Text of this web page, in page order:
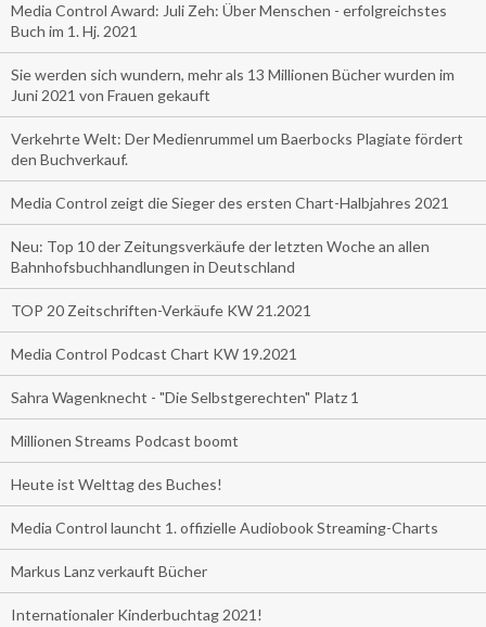
Media Control Award: Juli Zeh: Über Menschen - erfolgreichstes
Buch im 1. Hj. 2021
Sie werden sich wundern, mehr als 13 Millionen Bücher wurden im
Juni 2021 von Frauen gekauft
Verkehrte Welt: Der Medienrummel um Baerbocks Plagiate fördert
den Buchverkauf.
Media Control zeigt die Sieger des ersten Chart-Halbjahres 2021
Neu: Top 10 der Zeitungsverkäufe der letzten Woche an allen
Bahnhofsbuchhandlungen in Deutschland
TOP 20 Zeitschriften-Verkäufe KW 21.2021
Media Control Podcast Chart KW 19.2021
Sahra Wagenknecht - "Die Selbstgerechten" Platz 1
Millionen Streams Podcast boomt
Heute ist Welttag des Buches!
Media Control launcht 1. offizielle Audiobook Streaming-Charts
Markus Lanz verkauft Bücher
Internationaler Kinderbuchtag 2021!